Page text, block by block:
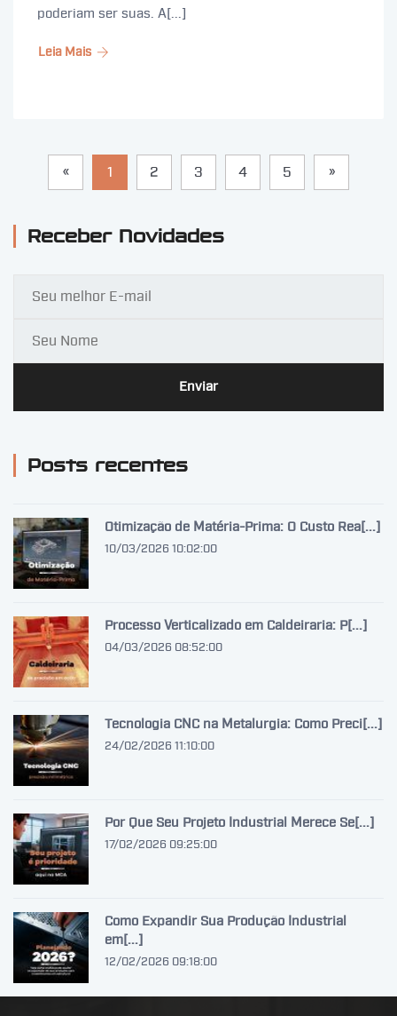
poderiam ser suas. A[...]
Leia Mais
« 1 2 3 4 5 »
Receber Novidades
Enviar
Posts recentes
Otimização de Matéria-Prima: O Custo Rea[...]
10/03/2026 10:02:00
Processo Verticalizado em Caldeiraria: P[...]
04/03/2026 08:52:00
Tecnologia CNC na Metalurgia: Como Preci[...]
24/02/2026 11:10:00
Por Que Seu Projeto Industrial Merece Se[...]
17/02/2026 09:25:00
Como Expandir Sua Produção Industrial
em[...]
12/02/2026 09:18:00